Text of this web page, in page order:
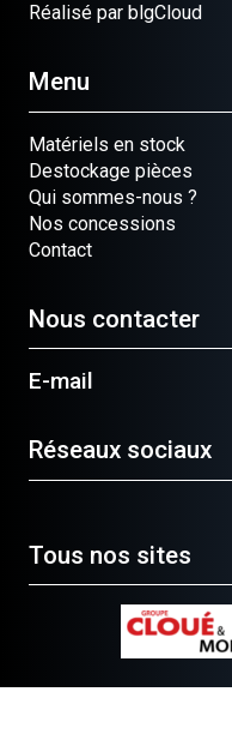
Réalisé par blgCloud
Menu
Matériels en stock
Destockage pièces
Qui sommes-nous ?
Nos concessions
Contact
Nous contacter
E-mail
Réseaux sociaux
Tous nos sites